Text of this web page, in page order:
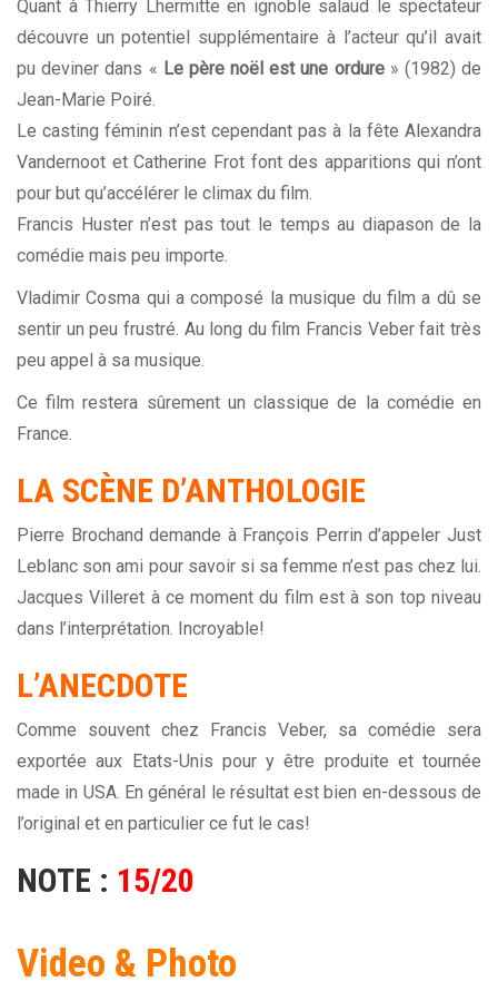
Quant à Thierry Lhermitte en ignoble salaud le spectateur
découvre un potentiel supplémentaire à l’acteur qu’il avait
pu deviner dans « Le père noël est une ordure» (1982) de
Jean-Marie Poiré.
Le casting féminin n’est cependant pas à la fête Alexandra
Vandernoot et Catherine Frot font des apparitions qui n’ont
pour but qu’accélérer le climax du film.
Francis Huster n’est pas tout le temps au diapason de la
comédie mais peu importe.
Vladimir Cosma qui a composé la musique du film a dû se
sentir un peu frustré. Au long du film Francis Veber fait très
peu appel à sa musique.
Ce film restera sûrement un classique de la comédie en
France.
LA SCÈNE D’ANTHOLOGIE
Pierre Brochand demande à François Perrin d’appeler Just
Leblanc son ami pour savoir si sa femme n’est pas chez lui.
Jacques Villeret à ce moment du film est à son top niveau
dans l’interprétation. Incroyable!
L’ANECDOTE
Comme souvent chez Francis Veber, sa comédie sera
exportée aux Etats-Unis pour y être produite et tournée
made in USA. En général le résultat est bien en-dessous de
l’original et en particulier ce fut le cas!
NOTE : 15/20
Video & Photo